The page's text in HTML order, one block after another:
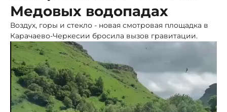
Медовых водопадах
Воздух, горы и стекло - новая смотровая площадка в
Карачаево-Черкесии бросила вызов гравитации.